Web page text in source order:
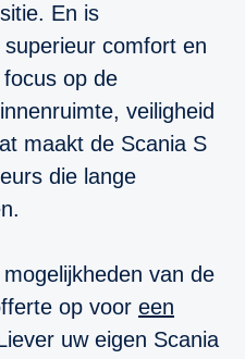
En is
comfort en
op de
veiligheid
maakt de Scania S
die lange
van de
op voor een
uw eigen Scania